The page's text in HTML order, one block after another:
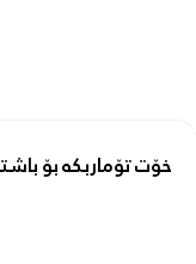
خۆت تۆماربکە بۆ